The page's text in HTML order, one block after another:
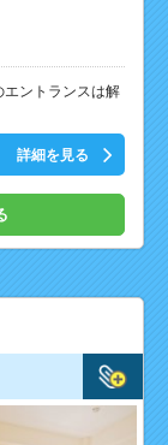
ントランスは解
詳細を見る